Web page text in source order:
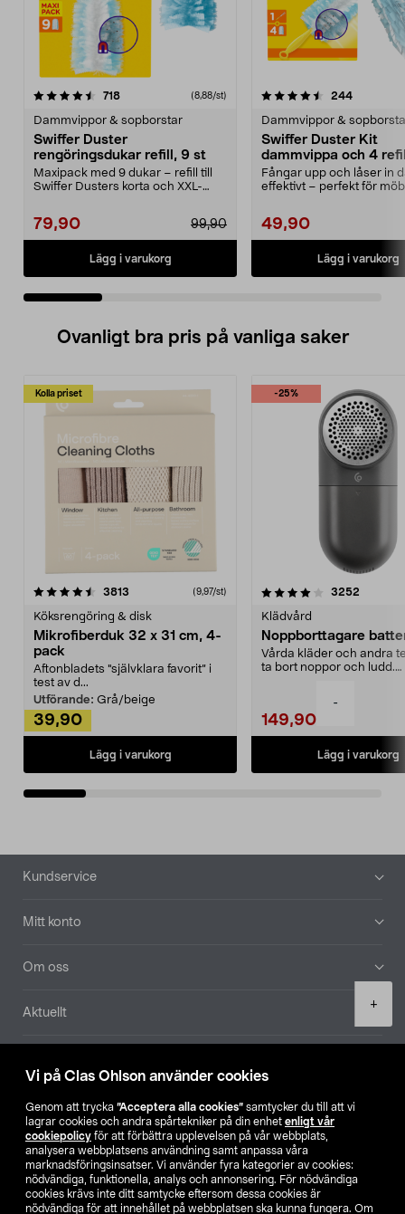
Vi på Clas Ohlson använder cookies
Genom att trycka ”Acceptera alla cookies” samtycker du till att vi
lagrar cookies och andra spårtekniker på din enhet enligt vår
cookiepolicy för att förbättra upplevelsen på vår webbplats,
analysera webbplatsens användning samt anpassa våra
marknadsföringsinsatser. Vi använder fyra kategorier av cookies:
nödvändiga, funktionella, analys och annonsering. För nödvändiga
cookies krävs inte ditt samtycke eftersom dessa cookies är
nödvändiga för att innehållet på webbplatsen ska kunna fungera. Om
-
+
718recensioner (8,88/st)
Dammvippor & sopborstar
Swiffer Duster
rengöringsdukar refill, 9 st
Maxipack med 9 dukar – refill till
Swiffer Dusters korta och XXL-
79,90 99,90
Lägg i varukorg
4.5 av 5 stjärnor 244
Dammvippor &
Swiffer Duster Kit
dammvippa och 4
Fångar upp och låser in
effektivt – perfekt för
49,90
Lägg i varukorg
4.5 av 5 stjärnor
Ovanligt bra pris på vanliga saker
Kolla priset
3813 (9,97/st)
Köksrengöring & disk
Mikrofiberduk 32 x 31 cm, 4-
pack
Aftonbladets "självklara favorit” i
test av d...
Utförande: Grå/beige
39,90
Lägg i varukorg
-25%
4.0av 5 stjärnor 3252
Klädvård
Noppborttagare
Vårda kläder och andra
ta bort noppor och ludd.
149,90
Lägg i varukorg
4.5av 5 stjärnor
Sidfot
Kundservice
Mitt konto
Om oss
Aktuellt
Hitta butik
SE NO FI